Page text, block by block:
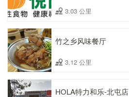
3.03 公里
竹之乡风味餐厅
3.12 公里
HOLA特力和乐-北屯店